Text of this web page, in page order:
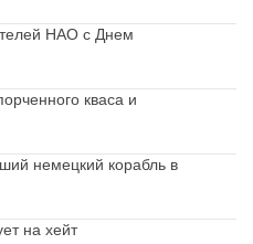
НАО с Днем
кваса и
немецкий корабль в
на хейт